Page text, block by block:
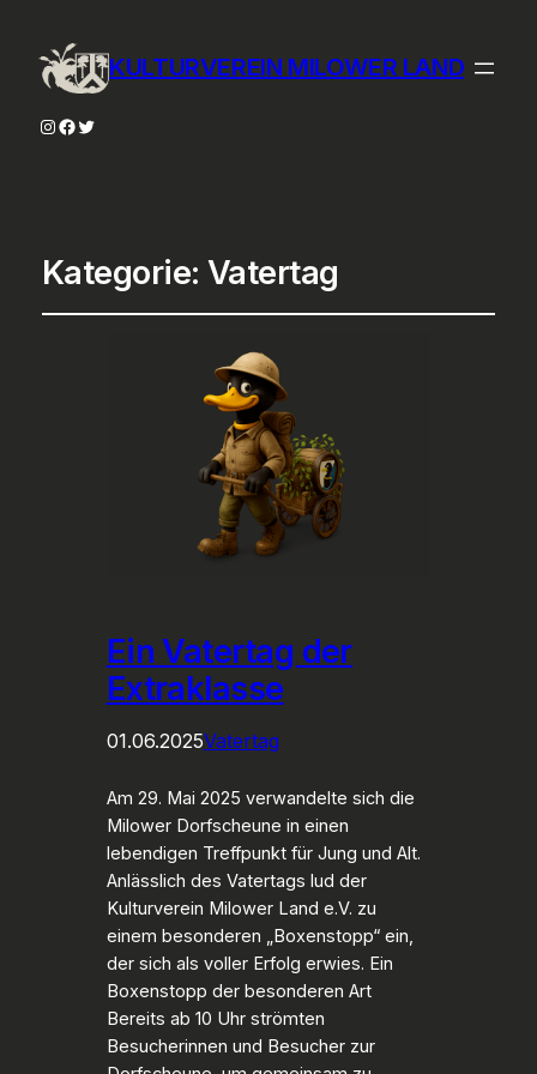
KULTURVEREIN MILOWER LAND
Instagram
Facebook
Twitter
Kategorie: Vatertag
Ein Vatertag der
Extraklasse
01.06.2025Vatertag
Am 29. Mai 2025 verwandelte sich die
Milower Dorfscheune in einen
lebendigen Treffpunkt für Jung und Alt.
Anlässlich des Vatertags lud der
Kulturverein Milower Land e.V. zu
einem besonderen „Boxenstopp“ ein,
der sich als voller Erfolg erwies. Ein
Boxenstopp der besonderen Art
Bereits ab 10 Uhr strömten
Besucherinnen und Besucher zur